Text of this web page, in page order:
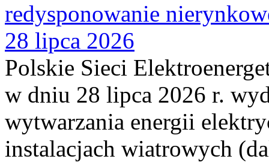
redysponowanie
28 lipca 2026
Polskie Sieci
w dniu 28 lipca 2026 r.
wytwarzania energii
instalacjach wiatrowych